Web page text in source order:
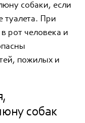
собаки, если
туалета. При
рот человека и
пожилых и
собак